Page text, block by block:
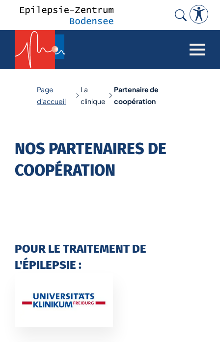
Search
Page
d'accueil
La
clinique
Partenaire de
coopération
NOS PARTENAIRES DE
COOPÉRATION
POUR LE TRAITEMENT DE
L'ÉPILEPSIE :